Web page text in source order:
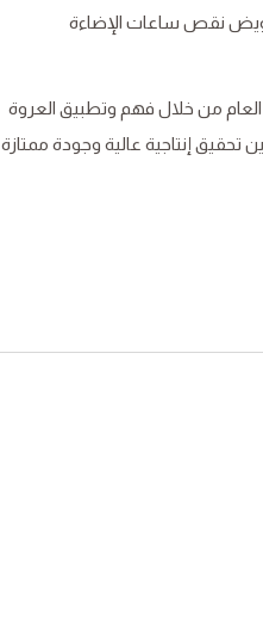
نقص ساعات الإضاءة
العام من خلال فهم وتطبيق العروة
تحقيق إنتاجية عالية وجودة ممتازة